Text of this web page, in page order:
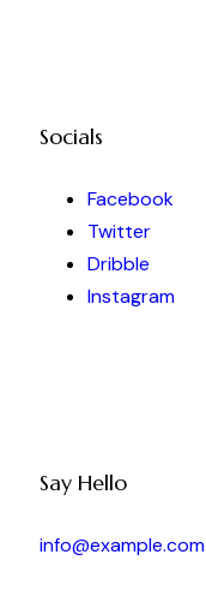
Socials
Facebook
Twitter
Dribble
Instagram
Say Hello
info@example.com